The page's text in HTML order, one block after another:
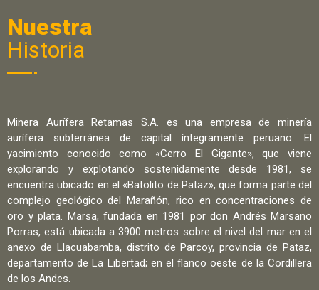
Nuestra
Historia
Minera Aurífera Retamas S.A. es una empresa de minería
aurífera subterránea de capital íntegramente peruano. El
yacimiento conocido como «Cerro El Gigante», que viene
explorando y explotando sostenidamente desde 1981, se
encuentra ubicado en el «Batolito de Pataz», que forma parte del
complejo geológico del Marañón, rico en concentraciones de
oro y plata. Marsa, fundada en 1981 por don Andrés Marsano
Porras, está ubicada a 3900 metros sobre el nivel del mar en el
anexo de Llacuabamba, distrito de Parcoy, provincia de Pataz,
departamento de La Libertad; en el flanco oeste de la Cordillera
de los Andes.